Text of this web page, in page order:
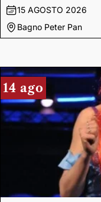
15 AGOSTO 2026
Bagno Peter Pan
14 ago